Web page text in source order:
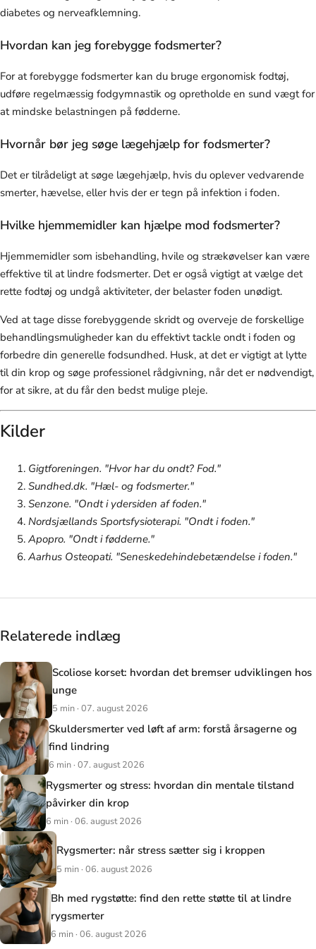
diabetes og nerveafklemning.
Hvordan kan jeg forebygge fodsmerter?
For at forebygge fodsmerter kan du bruge ergonomisk fodtøj,
udføre regelmæssig fodgymnastik og opretholde en sund vægt for
at mindske belastningen på fødderne.
Hvornår bør jeg søge lægehjælp for fodsmerter?
Det er tilrådeligt at søge lægehjælp, hvis du oplever vedvarende
smerter, hævelse, eller hvis der er tegn på infektion i foden.
Hvilke hjemmemidler kan hjælpe mod fodsmerter?
Hjemmemidler som isbehandling, hvile og strækøvelser kan være
effektive til at lindre fodsmerter. Det er også vigtigt at vælge det
rette fodtøj og undgå aktiviteter, der belaster foden unødigt.
Ved at tage disse forebyggende skridt og overveje de forskellige
behandlingsmuligheder kan du effektivt tackle ondt i foden og
forbedre din generelle fodsundhed. Husk, at det er vigtigt at lytte
til din krop og søge professionel rådgivning, når det er nødvendigt,
for at sikre, at du får den bedst mulige pleje.
Kilder
Gigtforeningen. "Hvor har du ondt? Fod."
Sundhed.dk. "Hæl- og fodsmerter."
Senzone. "Ondt i ydersiden af foden."
Nordsjællands Sportsfysioterapi. "Ondt i foden."
Apopro. "Ondt i fødderne."
Aarhus Osteopati. "Seneskedehindebetændelse i foden."
Relaterede indlæg
Scoliose korset: hvordan det bremser udviklingen hos
unge
5 min · 07. august 2026
Skuldersmerter ved løft af arm: forstå årsagerne og
find lindring
6 min · 07. august 2026
Rygsmerter og stress: hvordan din mentale tilstand
påvirker din krop
6 min · 06. august 2026
Rygsmerter: når stress sætter sig i kroppen
5 min · 06. august 2026
Bh med rygstøtte: find den rette støtte til at lindre
rygsmerter
6 min · 06. august 2026